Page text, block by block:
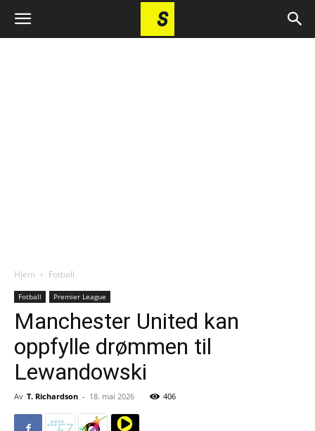
Hjem Fotball
Fotball Premier League
Manchester United kan
oppfylle drømmen til
Lewandowski
Av T. Richardson - 18. mai 2026 406